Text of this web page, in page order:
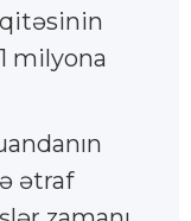
milyona
ətraf